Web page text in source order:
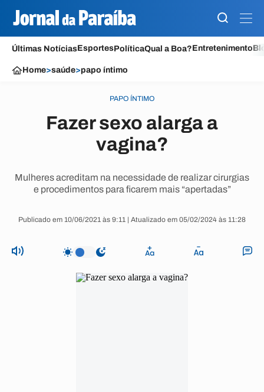
Últimas NotíciasEsportesPolíticaQual a Boa?Entretenimento
Home>saúde>papo íntimo
PAPO ÍNTIMO
Fazer sexo alarga a
vagina?
Mulheres acreditam na necessidade de realizar cirurgias
e procedimentos para ficarem mais “apertadas”
Publicado em 10/06/2021 às 9:11 | Atualizado em 05/02/2024 às 11:28